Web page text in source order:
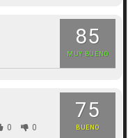
85
MUY BUENO
75
BUENO
0 0